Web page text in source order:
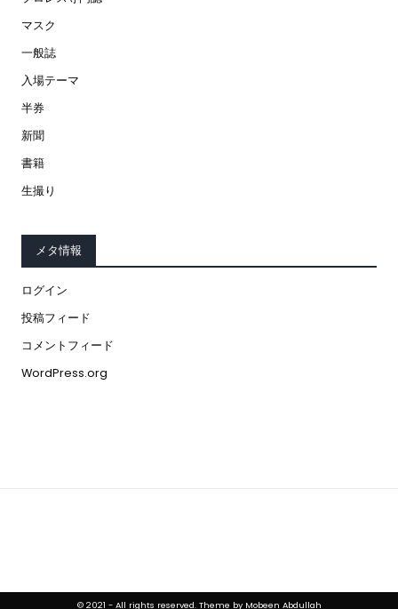
マスク
一般誌
入場テーマ
半券
新聞
書籍
生撮り
メタ情報
ログイン
投稿フィード
コメントフィード
WordPress.org
© 2021 - All rights reserved. Theme by Mobeen Abdullah